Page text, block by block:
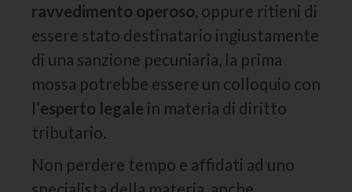
ravvedimento operoso, oppure ritieni di
essere stato destinatario ingiustamente
di una sanzione pecuniaria, la prima
mossa potrebbe essere un colloquio con
l’esperto legale in materia di diritto
tributario.
Non perdere tempo e affidati ad uno